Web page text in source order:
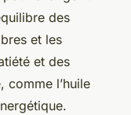
des
et les
et des
comme l’huile